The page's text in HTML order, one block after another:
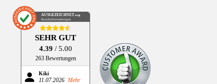
AUSGEZEICHNET .org
Kundenbewertungen
SEHR GUT
4.39 / 5.00
263 Bewertungen
Kiki
11.07.2026 Mehr